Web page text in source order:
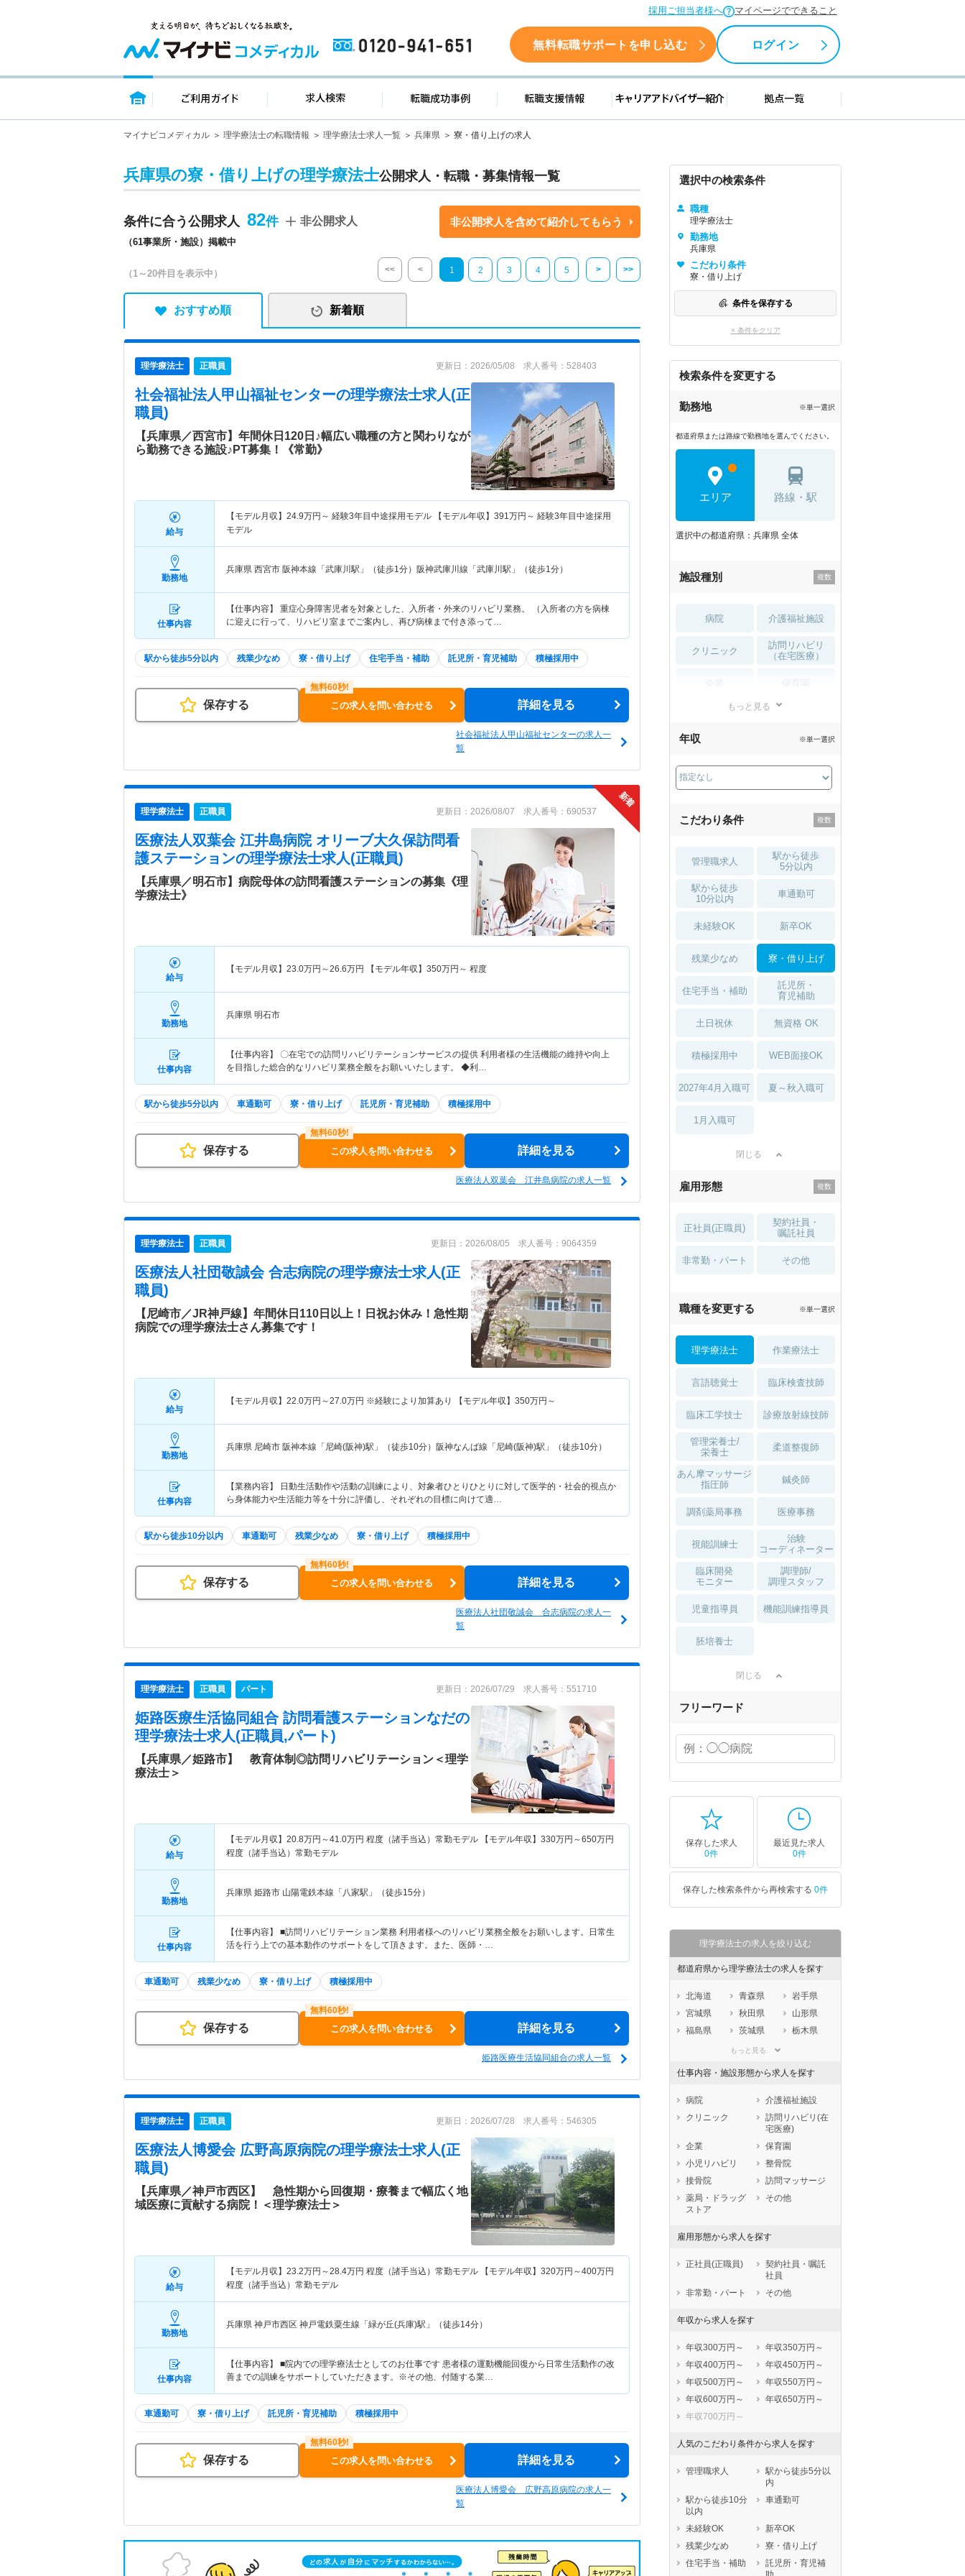
採用ご担当者様へ マイページでできること
0120-941-651 無料転職サポートを申し込む ログイン
トップページ ご利用ガイド 求人検索 転職成功事例 転職支援情報 キャリアアドバイザー紹介 拠点一覧
マイナビコメディカル 理学療法士の転職情報 理学療法士求人一覧 兵庫県 寮・借り上げの求人
兵庫県の寮・借り上げの理学療法士公開求人・転職・募集情報一覧
条件に合う公開求人 82
（61事業所・施設）掲載中
非公開求人 非公開求人を含めて紹介してもらう
（1～20件目を表示中） << < 1 2 3 4 5 > >>
おすすめ順 新着順
理学療法士 正職員 更新日：2026/05/08 求人番号：528403
社会福祉法人甲山福祉センターの理学療法士求人(正
職員)
【兵庫県／西宮市】年間休日120日♪幅広い職種の方と関わりなが
ら勤務できる施設♪PT募集！《常勤》
給与
【モデル月収】 24.9万円～ 経験3年目中途採用モデル 【モデル年収】 391万円～ 経験3年目中途採用
モデル
勤務地
兵庫県 西宮市 阪神本線「武庫川駅」（徒歩1分）阪神武庫川線「武庫川駅」（徒歩1分）
仕事内容
【仕事内容】 重症心身障害児者を対象とした、入所者・外来のリハビリ業務。 （入所者の方を病棟
に迎えに行って、リハビリ室までご案内し、再び病棟まで付き添って…
駅から徒歩5分以内 残業少なめ 寮・借り上げ 住宅手当・補助 託児所・育児補助 積極採用中
保存する この求人を問い合わせる 詳細を見る
社会福祉法人甲山福祉センターの求人一
覧
理学療法士 正職員 更新日：2026/08/07 求人番号：690537
医療法人双葉会 江井島病院 オリーブ大久保訪問看
護ステーションの理学療法士求人(正職員)
【兵庫県／明石市】病院母体の訪問看護ステーションの募集《理
学療法士》
給与
【モデル月収】 23.0万円～26.6万円 【モデル年収】 350万円～ 程度
勤務地
兵庫県 明石市
仕事内容
【仕事内容】 〇在宅での訪問リハビリテーションサービスの提供 利用者様の生活機能の維持や向上
を目指した総合的なリハビリ業務全般をお願いいたします。 ◆利…
駅から徒歩5分以内 車通勤可 寮・借り上げ 託児所・育児補助 積極採用中
保存する この求人を問い合わせる 詳細を見る
医療法人双葉会 江井島病院の求人一覧
理学療法士 正職員 更新日：2026/08/05 求人番号：9064359
医療法人社団敬誠会 合志病院の理学療法士求人(正
職員)
【尼崎市／JR神戸線】年間休日110日以上！日祝お休み！急性期
病院での理学療法士さん募集です！
給与
【モデル月収】 22.0万円～27.0万円 ※経験により加算あり 【モデル年収】 350万円～
勤務地
兵庫県 尼崎市 阪神本線「尼崎(阪神)駅」（徒歩10分）阪神なんば線「尼崎(阪神)駅」（徒歩10分）
仕事内容
【業務内容】 日動生活動作や活動の訓練により、対象者ひとりひとりに対して医学的・社会的視点か
ら身体能力や生活能力等を十分に評価し、それぞれの目標に向けて適…
駅から徒歩10分以内 車通勤可 残業少なめ 寮・借り上げ 積極採用中
保存する この求人を問い合わせる 詳細を見る
医療法人社団敬誠会 合志病院の求人一
覧
理学療法士 正職員 パート 更新日：2026/07/29 求人番号：551710
姫路医療生活協同組合 訪問看護ステーションなだの
理学療法士求人(正職員,パート)
【兵庫県／姫路市】 教育体制◎訪問リハビリテーション＜理学
療法士＞
給与
【モデル月収】 20.8万円～41.0万円 程度（諸手当込）常勤モデル 【モデル年収】 330万円～650万円
程度（諸手当込）常勤モデル
勤務地
兵庫県 姫路市 山陽電鉄本線「八家駅」（徒歩15分）
仕事内容
【仕事内容】 ■訪問リハビリテーション業務 利用者様へのリハビリ業務全般をお願いします。日常生
活を行う上での基本動作のサポートをして頂きます。また、医師・…
車通勤可 残業少なめ 寮・借り上げ 積極採用中
保存する この求人を問い合わせる 詳細を見る
姫路医療生活協同組合の求人一覧
理学療法士 正職員 更新日：2026/07/28 求人番号：546305
医療法人博愛会 広野高原病院の理学療法士求人(正
職員)
【兵庫県／神戸市西区】 急性期から回復期・療養まで幅広く地
域医療に貢献する病院！＜理学療法士＞
給与
【モデル月収】 23.2万円～28.4万円 程度（諸手当込）常勤モデル 【モデル年収】 320万円～400万円
程度（諸手当込）常勤モデル
勤務地
兵庫県 神戸市西区 神戸電鉄粟生線「緑が丘(兵庫)駅」（徒歩14分）
仕事内容
【仕事内容】 ■院内での理学療法士としてのお仕事です 患者様の運動機能回復から日常生活動作の改
善までの訓練をサポートしていただきます。※その他、付随する業…
車通勤可 寮・借り上げ 託児所・育児補助 積極採用中
保存する この求人を問い合わせる 詳細を見る
医療法人博愛会 広野高原病院の求人一
覧
選択中の検索条件
職種
理学療法士
勤務地
兵庫県
こだわり条件
寮・借り上げ
条件を保存する
× 条件をクリア
検索条件を変更する
勤務地 ※単一選択
都道府県または路線で勤務地を選んでください。
エリア 路線・駅
選択中の都道府県：兵庫県 全体
施設種別
病院 介護福祉施設
クリニック
訪問リハビリ
（在宅医療）
薬局・
もっと見る
年収 ※単一選択
こだわり条件
管理職求人
駅から徒歩
5分以内
駅から徒歩
10分以内
車通勤可
未経験OK 新卒OK
残業少なめ 寮・借り上げ
住宅手当・補助
託児所・
育児補助
土日祝休 無資格 OK
積極採用中 WEB面接OK
2027年4月入職可 夏～秋入職可
1月入職可
閉じる
雇用形態
正社員(正職員)
契約社員・
嘱託社員
非常勤・パート その他
職種を変更する ※単一選択
理学療法士 作業療法士
言語聴覚士 臨床検査技師
臨床工学技士 診療放射線技師
管理栄養士/
栄養士
柔道整復師
あん摩マッサージ
指圧師
鍼灸師
調剤薬局事務 医療事務
視能訓練士
治験
コーディネーター
臨床開発
モニター
調理師/
調理スタッフ
児童指導員 機能訓練指導員
胚培養士
閉じる
フリーワード
保存した求人
0件
最近見た求人
0件
保存した検索条件から再検索する 0件
理学療法士の求人を絞り込む
都道府県から理学療法士の求人を探す
北海道 青森県
岩手県
宮城県
秋田県
山形県
福島県
茨城県
栃木県
埼玉県
石川県
福井県
岐阜県
静岡県
愛知県
三重県
大阪府
兵庫県
奈良県
鳥取県
島根県
広島県
山口県
徳島県
香川県
愛媛県
熊本県
大分県
もっと見る
仕事内容・施設形態から求人を探す
病院
介護福祉施設
クリニック
訪問リハビリ(在
宅医療)
企業
保育園
小児リハビリ
整骨院
接骨院
訪問マッサージ
薬局・ドラッグ
ストア
その他
雇用形態から求人を探す
正社員(正職員)
契約社員・嘱託
社員
非常勤・パート
その他
年収から求人を探す
年収300万円～
年収350万円～
年収400万円～
年収450万円～
年収500万円～
年収550万円～
年収600万円～
年収650万円～
年収700万円～
人気のこだわり条件から求人を探す
管理職求人
駅から徒歩5分以
内
駅から徒歩10分
以内
車通勤可
未経験OK
新卒OK
残業少なめ
寮・借り上げ
住宅手当・補助
託児所・育児補